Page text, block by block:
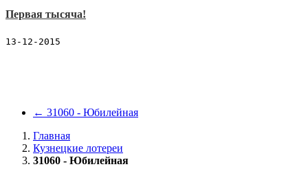
21079 - Супер-Игрок
Больше
41011 - Бабочки мира
41106 - Почтовый миллион
41012 - Цветы
Первая тысяча!
13-12-2015
← 31060 - Юбилейная
Главная
Кузнецкие лотереи
31060 - Юбилейная